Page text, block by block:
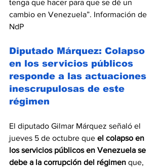
tenga que hacer para que se dé un
cambio en Venezuela”. Información de
NdP
Diputado Márquez: Colapso
en los servicios públicos
responde a las actuaciones
inescrupulosas de este
régimen
El diputado Gilmar Márquez señaló el
jueves 5 de octubre que el colapso en
los servicios públicos en Venezuela se
debe a la corrupción del régimen que,